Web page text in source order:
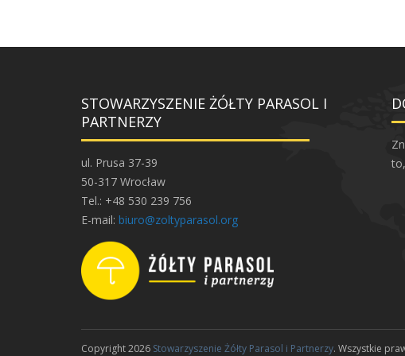
STOWARZYSZENIE ŻÓŁTY PARASOL I
PARTNERZY
ul. Prusa 37-39
50-317 Wrocław
Tel.: +48 530 239 756
E-mail: biuro@zoltyparasol.org
Copyright 2026 Stowarzyszenie Żółty Parasol i Partnerzy. Wszystkie